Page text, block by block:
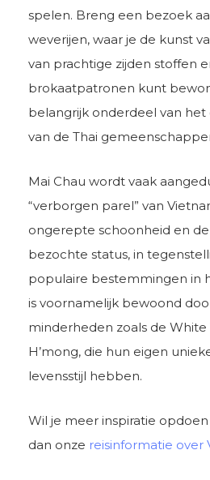
spelen. Breng een bezoek
weverijen, waar je de kunst
van prachtige zijden stoffen
brokaatpatronen kunt
belangrijk onderdeel van
van de Thai
Mai Chau wordt vaak
“verborgen parel” van
ongerepte schoonheid en
bezochte status, in
populaire bestemmingen in
is voornamelijk bewoond
minderheden zoals de White
H’mong, die hun eigen
levensstijl hebben.
Wil je meer inspiratie
dan onze reisinformatie over